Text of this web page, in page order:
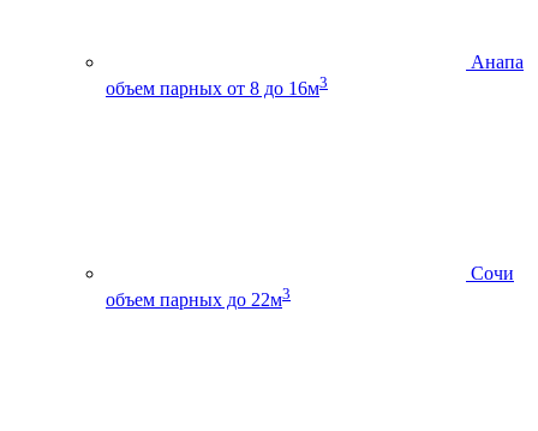
Анапа
объем парных от 8 до 16м3
Сочи
объем парных до 22м3